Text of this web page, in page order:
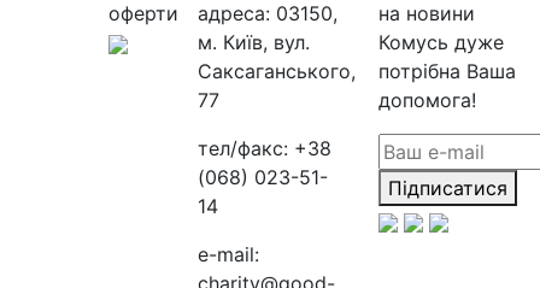
оферти
адреса: 03150,
м. Київ, вул.
Саксаганського,
77
тел/факс: +38
(068) 023-51-
14
e-mail:
charity@good-
на новини
Комусь дуже
потрібна Ваша
допомога!
Підписатися